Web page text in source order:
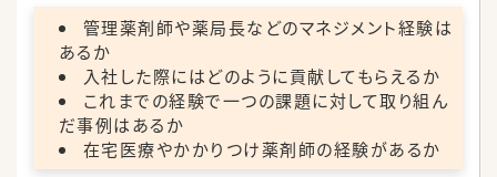
管理薬剤師や薬局長などのマネジメント経験は
あるか
入社した際にはどのように貢献してもらえるか
これまでの経験で一つの課題に対して取り組ん
だ事例はあるか
在宅医療やかかりつけ薬剤師の経験があるか